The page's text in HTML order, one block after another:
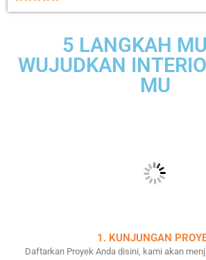
5 LANGKAH
WUJUDKAN
MU
1. KUNJUNGAN
Daftarkan Proyek Anda disini, kami akan